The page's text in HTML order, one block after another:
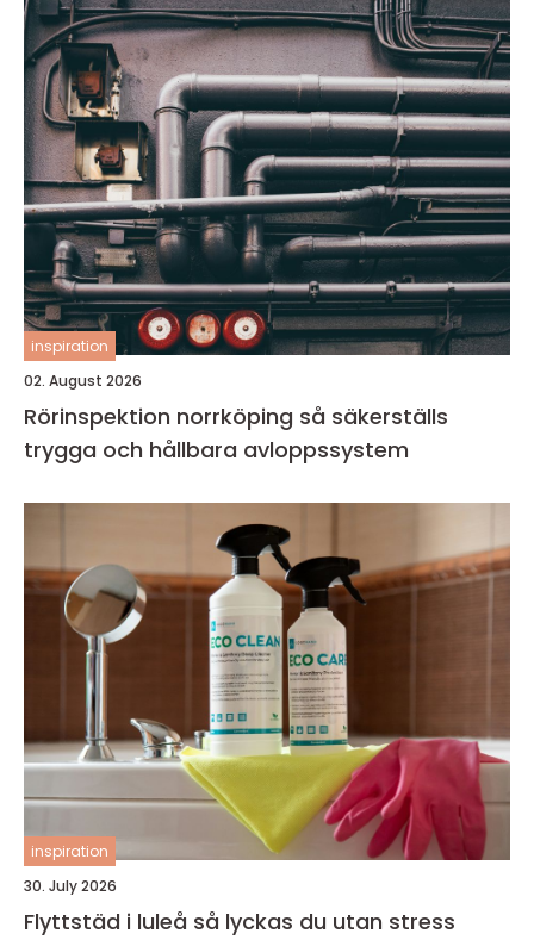
inspiration
02. August 2026
Rörinspektion norrköping så säkerställs
trygga och hållbara avloppssystem
inspiration
30. July 2026
Flyttstäd i luleå så lyckas du utan stress